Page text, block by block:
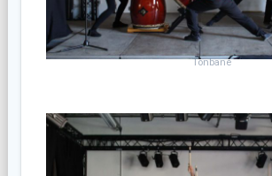
Tonbane